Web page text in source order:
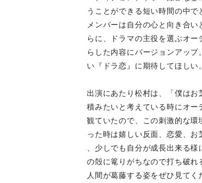
うことができる短い時間の中
メンバーは自分の心と向き合
らに、ドラマの主役を選ぶオ
らした内容にバージョンアッ
い『ドラ恋』に期待してほしい。
出演にあたり松村は、「僕は
積みたいと考えている時にオ
観ていたので、この刺激的な環
った時は嬉しい反面、恋愛、
、少しでも自分が成長出来る
の殻に篭りがちなので打ち破
人間が葛藤する姿をぜひ見てく